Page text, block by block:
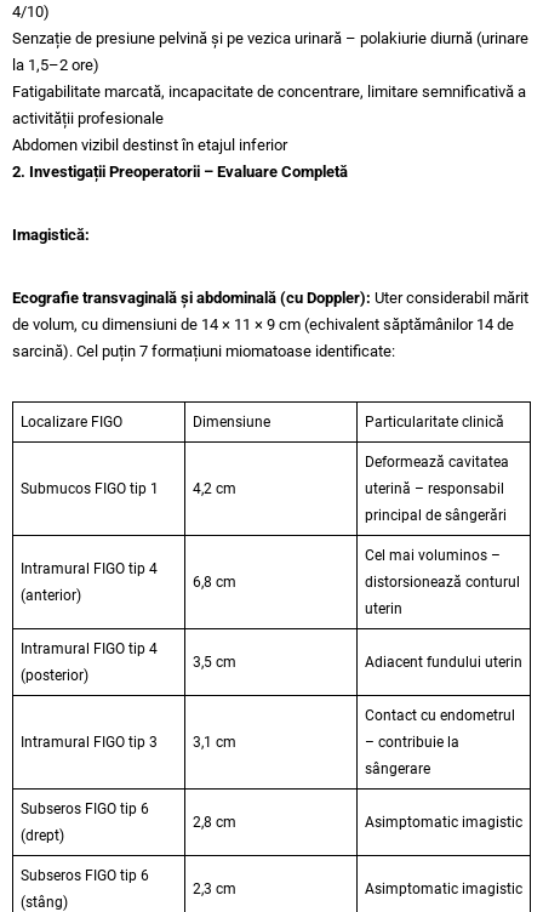
4/10)
Senzație de presiune pelvină și pe vezica urinară – polakiurie diurnă (urinare
la 1,5–2 ore)
Fatigabilitate marcată, incapacitate de concentrare, limitare semnificativă a
activității profesionale
Abdomen vizibil destinst în etajul inferior
2. Investigații Preoperatorii – Evaluare Completă
Imagistică:
Ecografie transvaginală și abdominală (cu Doppler): Uter considerabil mărit
de volum, cu dimensiuni de 14 × 11 × 9 cm (echivalent săptămânilor 14 de
sarcină). Cel puțin 7 formațiuni miomatoase identificate:
Localizare FIGO Dimensiune Particularitate clinică
Submucos FIGO tip 1 4,2 cm
Deformează cavitatea
uterină – responsabil
principal de sângerări
Intramural FIGO tip 4
(anterior)
6,8 cm
Cel mai voluminos –
distorsionează conturul
uterin
Intramural FIGO tip 4
(posterior)
3,5 cm Adiacent fundului uterin
Intramural FIGO tip 3 3,1 cm
Contact cu endometrul
– contribuie la
sângerare
Subseros FIGO tip 6
(drept)
2,8 cm Asimptomatic imagistic
Subseros FIGO tip 6
(stâng)
2,3 cm Asimptomatic imagistic